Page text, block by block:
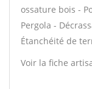
ossature bois -
Pergola -
Étanchéité de
Voir la fiche